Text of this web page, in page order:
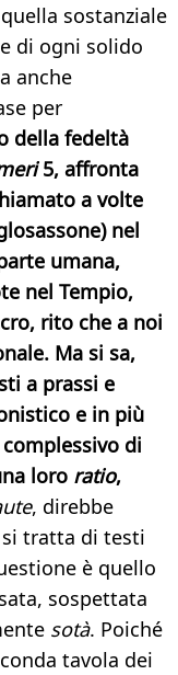
sostanziale
di ogni solido
anche
per
della fedeltà
5, affronta
a volte
nel
umana,
nel Tempio,
rito che a noi
Ma si sa,
a prassi e
e in più
di
loro ratio,
, direbbe
si tratta di testi
è quello
sospettata
sotà. Poiché
tavola dei